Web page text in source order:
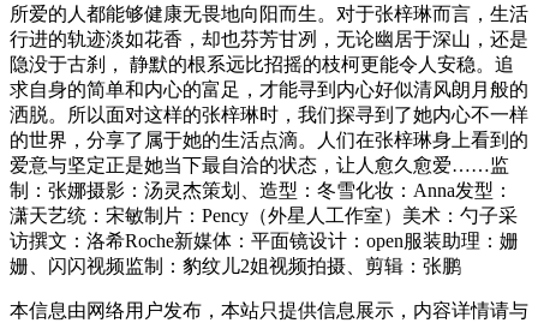
所爱的人都能够健康无畏地向阳而生。对于张梓琳而言，生活
行进的轨迹淡如花香，却也芬芳甘冽，无论幽居于深山，还是
隐没于古刹， 静默的根系远比招摇的枝柯更能令人安稳。追
求自身的简单和内心的富足，才能寻到内心好似清风朗月般的
洒脱。所以面对这样的张梓琳时，我们探寻到了她内心不一样
的世界，分享了属于她的生活点滴。人们在张梓琳身上看到的
爱意与坚定正是她当下最自洽的状态，让人愈久愈爱……监
制：张娜摄影：汤灵杰策划、造型：冬雪化妆：Anna发型：
潇天艺统：宋敏制片：Pency（外星人工作室）美术：勺子采
访撰文：洛希Roche新媒体：平面镜设计：open服装助理：姗
姗、闪闪视频监制：豹纹儿2姐视频拍摄、剪辑：张鹏
本信息由网络用户发布， 本站只提供信息展示，内容详情请与